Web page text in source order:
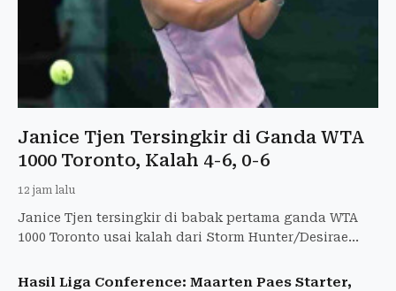
Janice Tjen Tersingkir di Ganda WTA
1000 Toronto, Kalah 4-6, 0-6
12 jam lalu
Janice Tjen tersingkir di babak pertama ganda WTA
1000 Toronto usai kalah dari Storm Hunter/Desirae
Hasil Liga Conference: Maarten Paes Starter,